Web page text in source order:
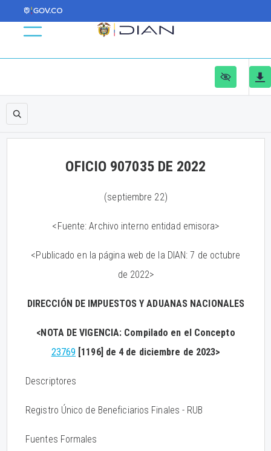
OFICIO 907035 DE 2022
(septiembre 22)
<Fuente: Archivo interno entidad emisora>
<Publicado en la página web de la DIAN: 7 de octubre
de 2022>
DIRECCIÓN DE IMPUESTOS Y ADUANAS NACIONALES
<NOTA DE VIGENCIA: Compilado en el Concepto
23769 [1196] de 4 de diciembre de 2023>
Descriptores
Registro Único de Beneficiarios Finales - RUB
Fuentes Formales